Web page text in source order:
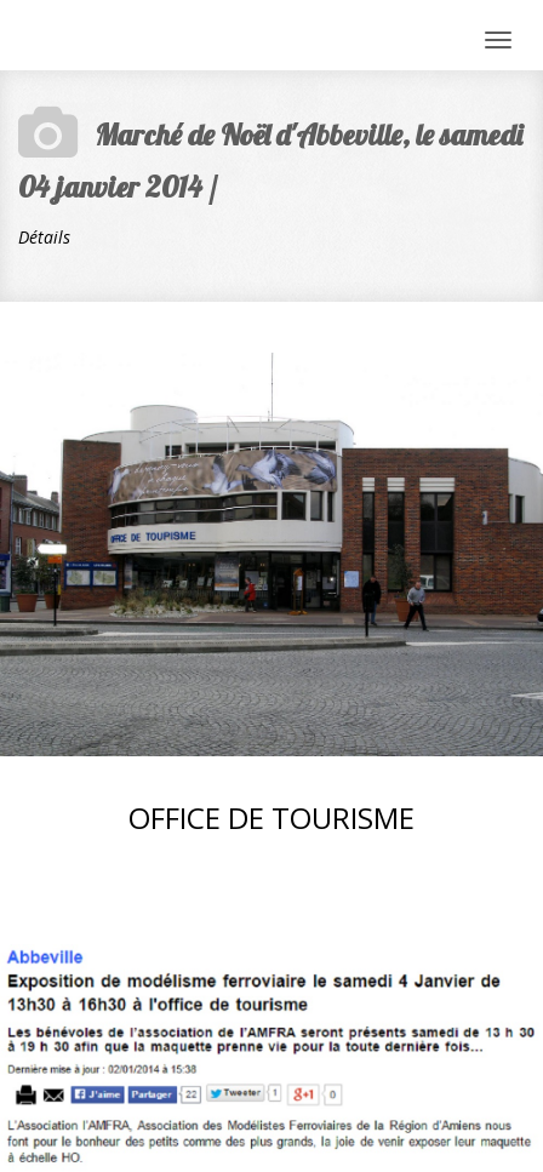
Marché de Noël d'Abbeville, le samedi
04 janvier 2014 /
Détails
OFFICE DE TOURISME